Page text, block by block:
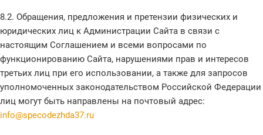
8.2. Обращения, предложения и претензии физических и
юридических лиц к Администрации Сайта в связи с
настоящим Соглашением и всеми вопросами по
функционированию Сайта, нарушениями прав и интересов
третьих лиц при его использовании, а также для запросов
уполномоченных законодательством Российской Федерации
лиц могут быть направлены на почтовый адрес:
info@specodezhda37.ru